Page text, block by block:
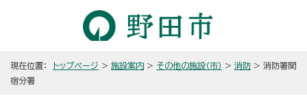
現在位置： トップページ > 施設案内 > その他の施設（市） > 消防 > 消防署関
宿分署